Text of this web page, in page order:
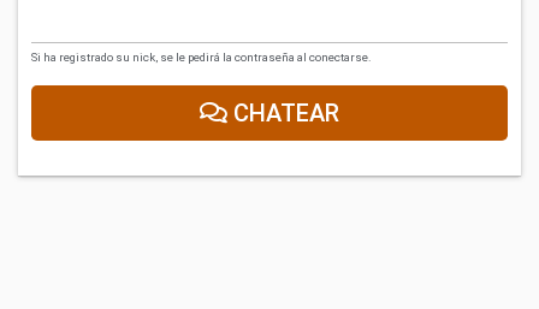
Si ha registrado su nick, se le pedirá la contraseña al conectarse.
CHATEAR